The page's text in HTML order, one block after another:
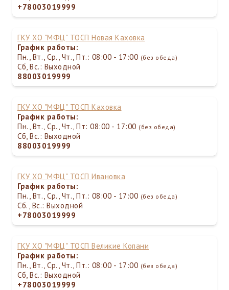
+78003019999
ГКУ ХО "МФЦ" ТОСП Новая Каховка
График работы:
Пн., Вт., Ср., Чт., Пт.: 08:00 - 17:00 (без обеда)
Сб, Вс.: Выходной
88003019999
ГКУ ХО "МФЦ" ТОСП Каховка
График работы:
Пн., Вт., Ср., Чт., Пт: 08:00 - 17:00 (без обеда)
Сб, Вс.: Выходной
88003019999
ГКУ ХО "МФЦ" ТОСП Ивановка
График работы:
Пн., Вт., Ср., Чт., Пт.: 08:00 - 17:00 (без обеда)
Сб., Вс.: Выходной
+78003019999
ГКУ ХО "МФЦ" ТОСП Великие Копани
График работы:
Пн., Вт., Ср., Чт., Пт.: 08:00 - 17:00 (без обеда)
Сб, Вс.: Выходной
+78003019999